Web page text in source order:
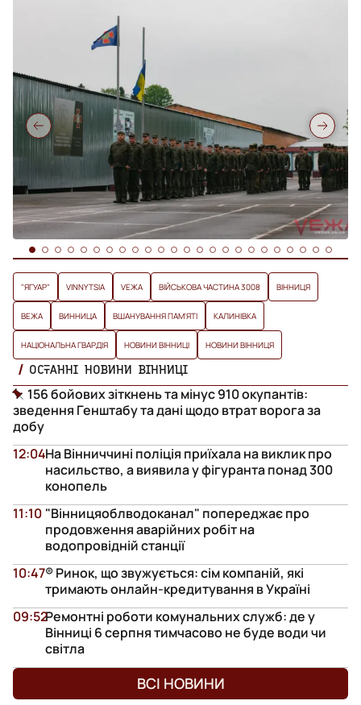
"ЯГУАР" VINNYTSIA VЕЖА ВІЙСЬКОВА ЧАСТИНА 3008 ВІННИЦЯ
ВЕЖА ВИННИЦА ВШАНУВАННЯ ПАМ'ЯТІ КАЛИНІВКА
НАЦІОНАЛЬНА ГВАРДІЯ НОВИНИ ВІННИЦІ НОВИНИ ВІННИЦЯ
ОСТАННІ НОВИНИ ВІННИЦІ
156 бойових зіткнень та мінус 910 окупантів:
зведення Генштабу та дані щодо втрат ворога за
добу
На Вінниччині поліція приїхала на виклик про
насильство, а виявила у фігуранта понад 300
конопель
12:04
"Вінницяоблводоканал" попереджає про
продовження аварійних робіт на
водопровідній станції
11:10
® Ринок, що звужується: сім компаній, які
тримають онлайн-кредитування в Україні
10:47
Ремонтні роботи комунальних служб: де у
Вінниці 6 серпня тимчасово не буде води чи
світла
09:52
ВСІ НОВИНИ